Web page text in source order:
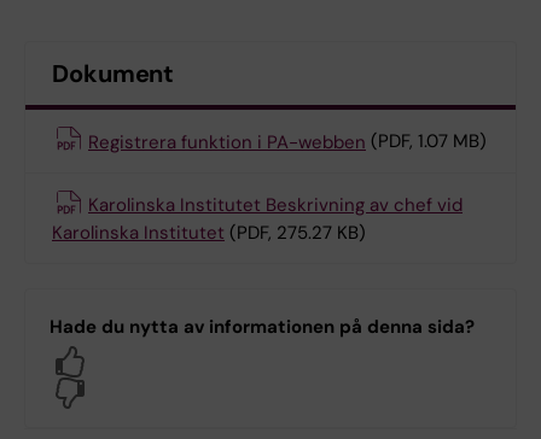
Dokument
Registrera funktion i PA-webben (PDF, 1.07 MB)
Karolinska Institutet Beskrivning av chef vid
Karolinska Institutet (PDF, 275.27 KB)
Hade du nytta av informationen på denna sida?